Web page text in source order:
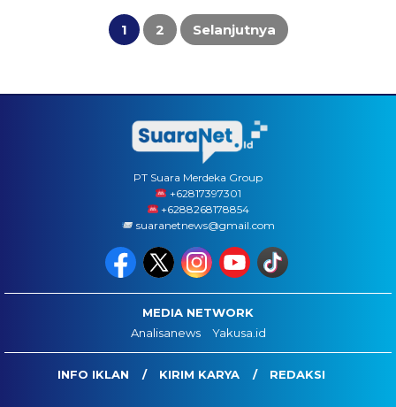
Paginasi
1 2 Selanjutnya
PT Suara Merdeka Group
‪+62817397301
+6288268178854
suaranetnews@gmail.com
MEDIA NETWORK
Analisanews
Yakusa.id
INFO IKLAN KIRIM KARYA REDAKSI